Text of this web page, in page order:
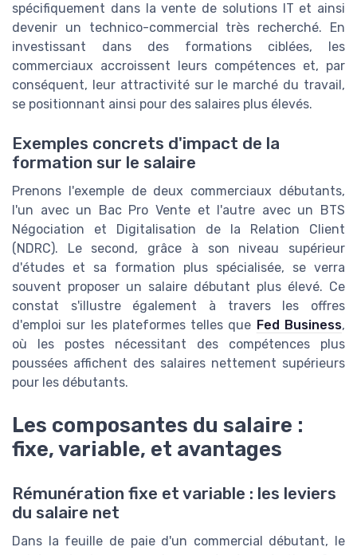
spécifiquement dans la vente de solutions IT et ainsi
devenir un technico-commercial très recherché. En
investissant dans des formations ciblées, les
commerciaux accroissent leurs compétences et, par
conséquent, leur attractivité sur le marché du travail,
se positionnant ainsi pour des salaires plus élevés.
Exemples concrets d'impact de la
formation sur le salaire
Prenons l'exemple de deux commerciaux débutants,
l'un avec un Bac Pro Vente et l'autre avec un BTS
Négociation et Digitalisation de la Relation Client
(NDRC). Le second, grâce à son niveau supérieur
d'études et sa formation plus spécialisée, se verra
souvent proposer un salaire débutant plus élevé. Ce
constat s'illustre également à travers les offres
d'emploi sur les plateformes telles que Fed Business,
où les postes nécessitant des compétences plus
poussées affichent des salaires nettement supérieurs
pour les débutants.
Les composantes du salaire :
fixe, variable, et avantages
Rémunération fixe et variable : les leviers
du salaire net
Dans la feuille de paie d'un commercial débutant, le